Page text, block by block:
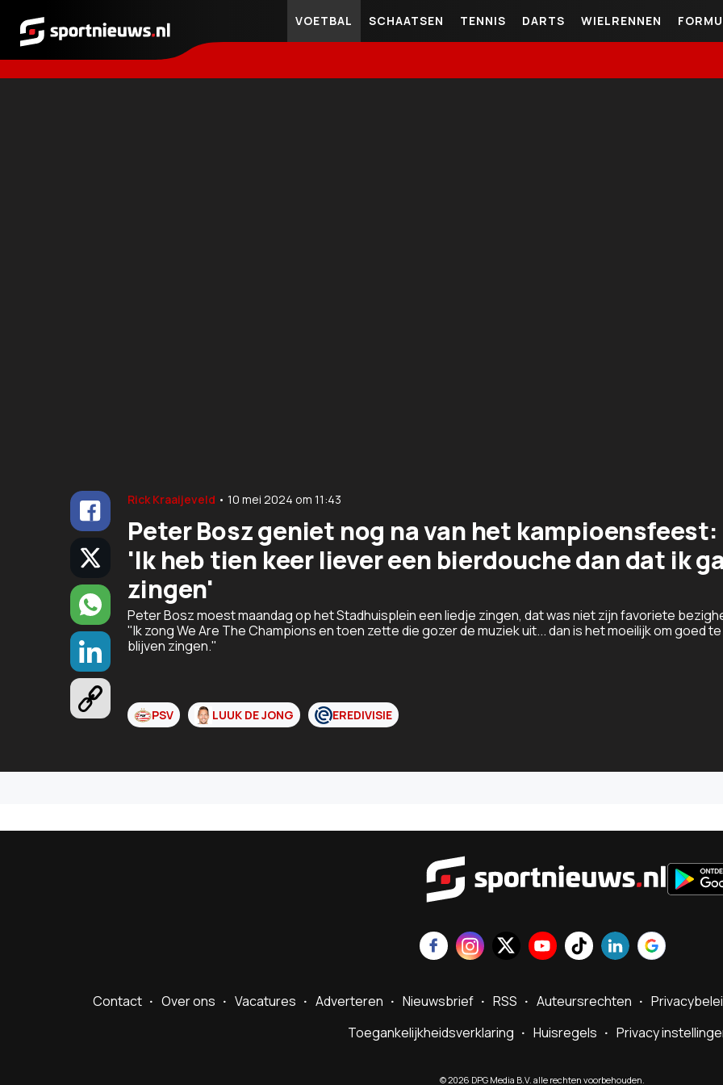
Sportnieuws.nl
VOETBAL SCHAATSEN TENNIS DARTS WIELRENNEN
Rick Kraaijeveld •10 mei 2024 om 11:43
Peter Bosz geniet nog na van het kampioensfeest:
'Ik heb tien keer liever een bierdouche dan dat ik ga
zingen'
Peter Bosz moest maandag op het Stadhuisplein een liedje zingen, dat was niet zijn favoriete
"Ik zong We Are The Champions en toen zette die gozer de muziek uit... dan is het moeilijk om goed te
blijven zingen."
PSV LUUK DE JONG EREDIVISIE
Contact Over ons Vacatures Adverteren Nieuwsbrief RSS Auteursrechten
Toegankelijkheidsverklaring
Huisregels Privacy
©2026 DPG Media B.V. alle rechten voorbehouden.